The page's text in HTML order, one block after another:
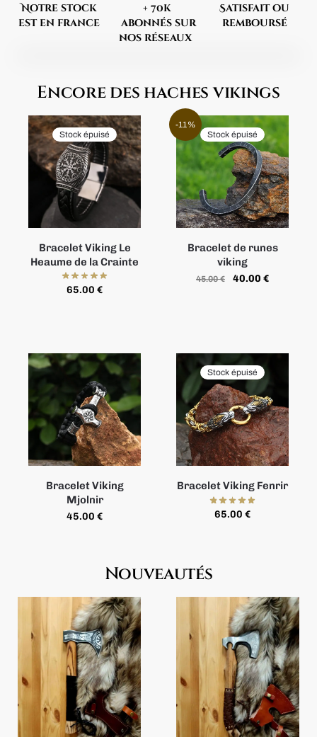
Notre stock
est en france
+ 70k
abonnés sur
nos réseaux
Satisfait ou
remboursé
Encore des haches vikings
Stock épuisé
Bracelet Viking Le
Heaume de la Crainte
65.00 €
-11%
Stock épuisé
Bracelet de runes
viking
45.00€ 40.00 €
Bracelet Viking
Mjolnir
45.00 €
Stock épuisé
Bracelet Viking Fenrir
65.00 €
Nouveautés